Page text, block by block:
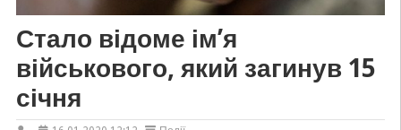
Стало відоме ім’я
військового, який загинув 15
січня